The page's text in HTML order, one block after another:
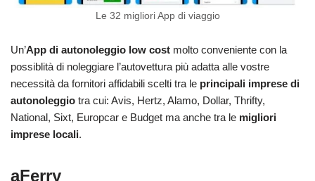
Le 32 migliori App di viaggio
Un’App di autonoleggio low cost molto conveniente con la
possiblità di noleggiare l’autovettura più adatta alle vostre
necessità da fornitori affidabili scelti tra le principali imprese di
autonoleggio tra cui: Avis, Hertz, Alamo, Dollar, Thrifty,
National, Sixt, Europcar e Budget ma anche tra le migliori
imprese locali.
aFerry